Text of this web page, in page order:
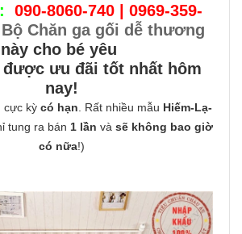
090-8060-740 | 0969-359-
Bộ Chăn ga gối dễ thương
này cho bé yêu
được ưu đãi tốt nhất hôm
nay!
cực kỳ có hạn . Rất nhiều mẫu Hiếm-Lạ-
tung ra bán 1 lần và sẽ không bao giờ
có nữa!)